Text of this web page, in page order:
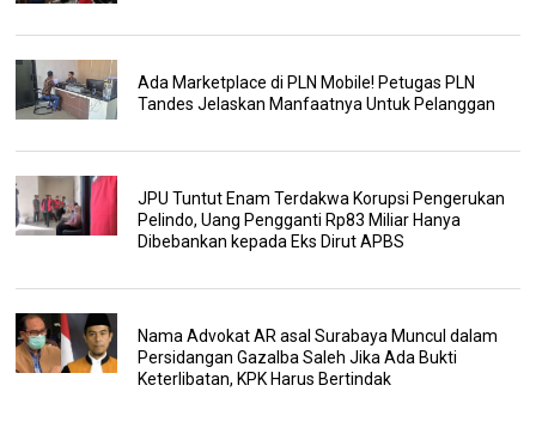
Ada Marketplace di PLN Mobile! Petugas PLN
Tandes Jelaskan Manfaatnya Untuk Pelanggan
JPU Tuntut Enam Terdakwa Korupsi Pengerukan
Pelindo, Uang Pengganti Rp83 Miliar Hanya
Dibebankan kepada Eks Dirut APBS
Nama Advokat AR asal Surabaya Muncul dalam
Persidangan Gazalba Saleh Jika Ada Bukti
Keterlibatan, KPK Harus Bertindak